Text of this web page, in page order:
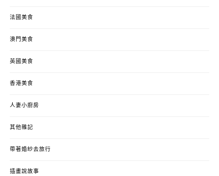
法國美食
澳門美食
英國美食
香港美食
人妻小廚房
其他雜記
帶著婚紗去旅行
插畫說故事